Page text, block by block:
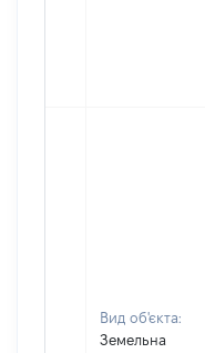
Вид об'єкта:
Земельна